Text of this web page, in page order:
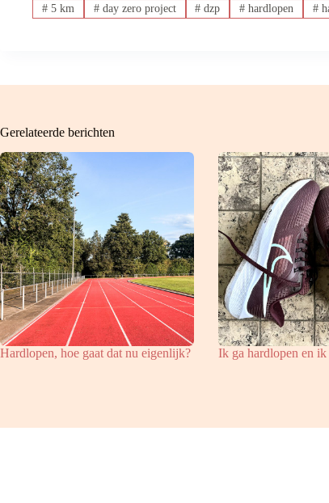
#5 km #day zero project # dzp # hardlopen #
Gerelateerde berichten
Hardlopen, hoe gaat dat nu eigenlijk? Ik ga hardlopen en